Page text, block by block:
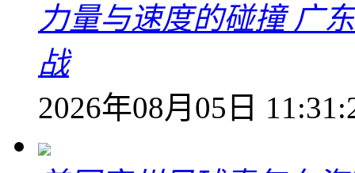
力量与速度的碰撞 广
战
2026年08月05日